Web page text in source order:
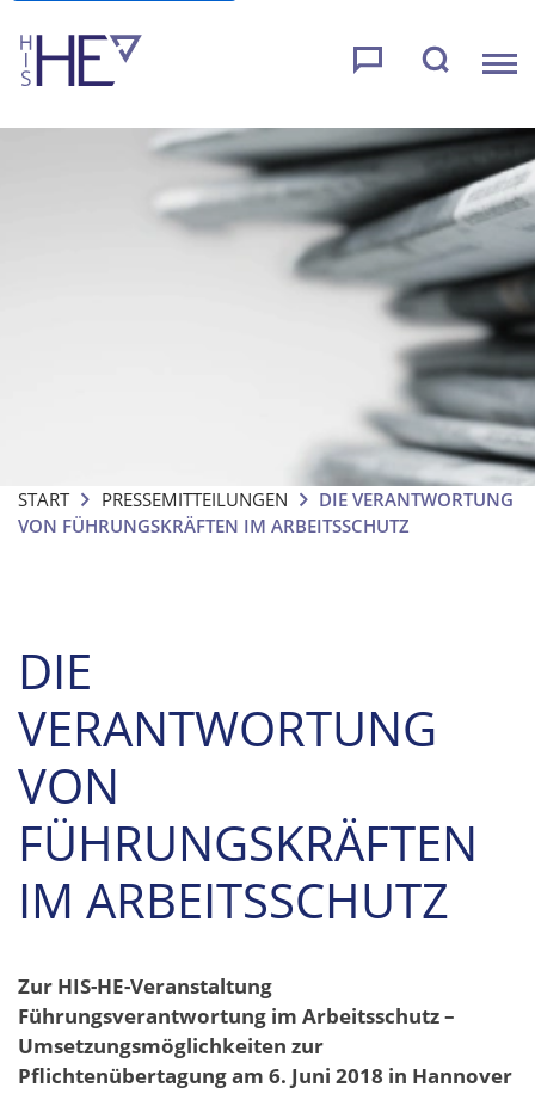
START PRESSEMITTEILUNGEN
DIE VERANTWORTUNG
VON FÜHRUNGSKRÄFTEN IM ARBEITSSCHUTZ
DIE
VERANTWORTUNG
VON
FÜHRUNGSKRÄFTEN
IM ARBEITSSCHUTZ
Zur HIS-HE-Veranstaltung
Führungsverantwortung im Arbeitsschutz –
Umsetzungsmöglichkeiten zur
Pflichtenübertagung am 6. Juni 2018 in Hannover